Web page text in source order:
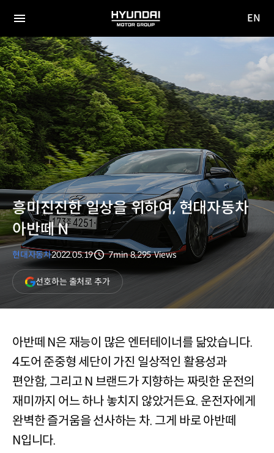
전체
메뉴
HYUNDAI
MOTOR
GROUP
사이
이동
EN
흥미진진한 일상을 위하여, 현대자동차
아반떼 N
현대자동차2022.05.19
7min 8,295 Views
선호하는 출처로 추가(새
창
열림)
아반떼 N은 재능이 많은 엔터테이너를 닮았습니다.
4도어 준중형 세단이 가진 일상적인 활용성과
편안함, 그리고 N 브랜드가 지향하는 짜릿한 운전의
재미까지 어느 하나 놓치지 않았거든요. 운전자에게
완벽한 즐거움을 선사하는 차. 그게 바로 아반떼
N입니다.